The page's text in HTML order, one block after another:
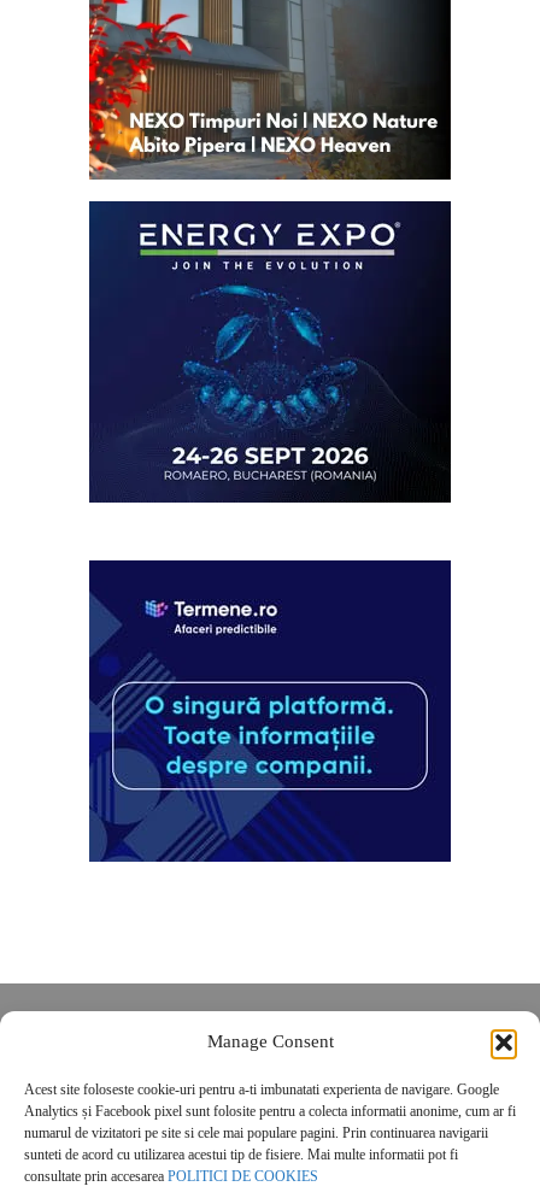
Manage Consent
Acest site foloseste cookie-uri pentru a-ti imbunatati experienta de navigare. Google
Analytics și Facebook pixel sunt folosite pentru a colecta informatii anonime, cum ar fi
numarul de vizitatori pe site si cele mai populare pagini. Prin continuarea navigarii
sunteti de acord cu utilizarea acestui tip de fisiere. Mai multe informatii pot fi
consultate prin accesarea POLITICI DE COOKIES
POLITICĂ DE CONFIDENȚIALITATE
Politica de cookies